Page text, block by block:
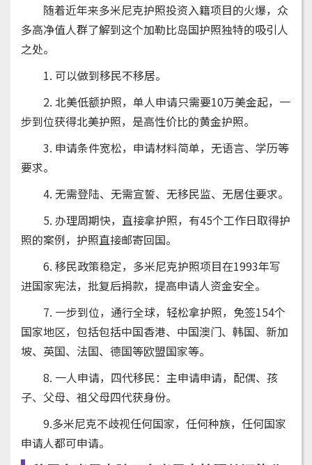
随着近年来多米尼克护照投资入籍项目的火爆，众
多高净值人群了解到这个加勒比岛国护照独特的吸引人
之处。
1. 可以做到移民不移居。
2. 北美低额护照，单人申请只需要10万美金起，一
步到位获得北美护照，是高性价比的黄金护照。
3. 申请条件宽松，申请材料简单，无语言、学历等
要求。
4. 无需登陆、无需宣誓、无移民监、无居住要求。
5. 办理周期快，直接拿护照，有45个工作日取得护
照的案例，护照直接邮寄回国。
6. 移民政策稳定，多米尼克护照项目在1993年写
进国家宪法，批复后捐款，提高申请人资金安全。
7. 一步到位，通行全球，轻松拿护照，免签154个
国家地区，包括包括中国香港、中国澳门、韩国、新加
坡、英国、法国、德国等欧盟国家等。
8. 一人申请，四代移民：主申请申请，配偶、孩
子、父母、祖父母四代获身份。
9.多米尼克不歧视任何国家，任何种族，任何国家
申请人都可申请。